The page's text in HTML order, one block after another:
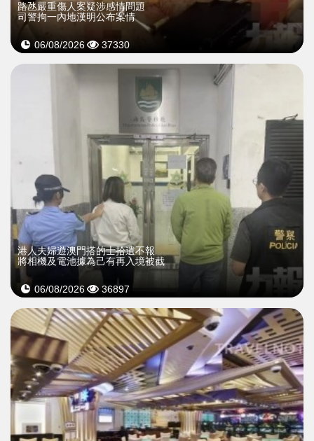
​路氹嚴重傷人案疑涉感情問題
司警拘一內地漢明公布案情
06/08/2026 37330
​港人夫婦遊澳門搭的士拾遺不報
將相機及電池據為己有再入境被截
06/08/2026 36897